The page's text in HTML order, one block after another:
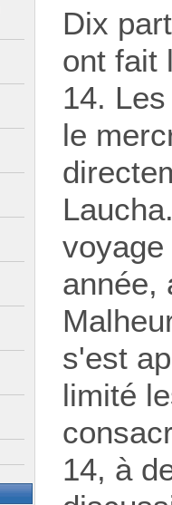
Dix
ont fait
14.
le
année,
s'est
limité
14, à